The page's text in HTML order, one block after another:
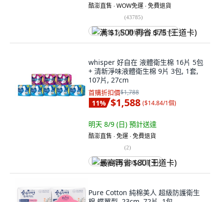
酷澎直售 ∙ WOW免運 ∙ 免費退貨
(43785)
满 $1,500 再省 $75 (王道卡)
whisper 好自在 液體衛生棉 16片 5包
+ 清新淨味液體衛生棉 9片 3包, 1套,
107片, 27cm
首購折扣價$1,788
11% $1,588 ($14.84/1個)
明天 8/9 (日) 預計送達
酷澎直售 ∙ 免運 ∙ 免費退貨
(2)
最高再省 $80 (王道卡)
Pure Cotton 純棉美人 超級防護衛生